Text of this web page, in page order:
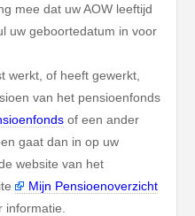
mee dat uw AOW leeftijd
uw geboortedatum in voor
werkt, of heeft gewerkt,
van het pensioenfonds
of een ander
gaat dan in op uw
website van het
Mijn Pensioenoverzicht